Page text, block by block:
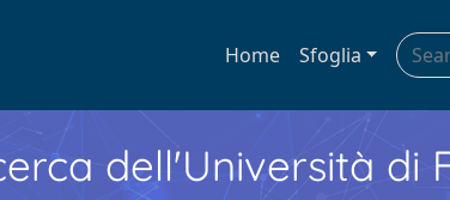
Home Sfoglia
dell'Università di